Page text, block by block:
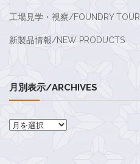
工場見学・視察/FOUNDRY TOUR
新製品情報/NEW PRODUCTS
月別表示/ARCHIVES
月